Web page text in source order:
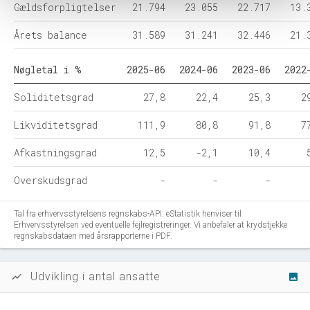
Gældsforpligtelser 21.794 23.055 22.717
Årets balance 31.589 31.241 32.446
Nøgletal i % 2025-06 2024-06 2023-06
Soliditetsgrad 27,8 22,4 25,3
Likviditetsgrad 111,9 80,8 91,8
Afkastningsgrad 12,5 -2,1 10,4
Overskudsgrad - - -
Tal fra erhvervsstyrelsens regnskabs-API. eStatistik henviser til
Erhvervsstyrelsen ved eventuelle fejlregistreringer. Vi anbefaler at krydstjekke
regnskabsdataen med årsrapporterne i PDF.
show_chart Udvikling i antal ansatte image